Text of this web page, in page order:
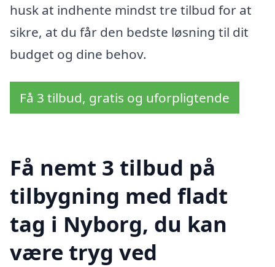
husk at indhente mindst tre tilbud for at
sikre, at du får den bedste løsning til dit
budget og dine behov.
Få 3 tilbud, gratis og uforpligtende
Få nemt 3 tilbud på
tilbygning med fladt
tag i Nyborg, du kan
være tryg ved